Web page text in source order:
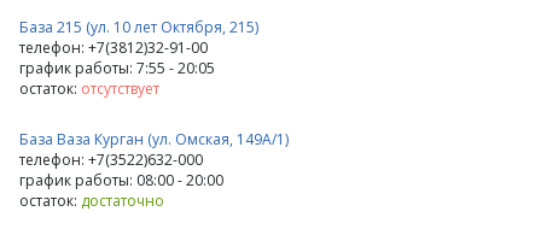
База 215 (ул. 10 лет Октября, 215)
телефон: +7(3812)32-91-00
график работы: 7:55 - 20:05
остаток: отсутствует
База Ваза Курган (ул. Омская, 149А/1)
телефон: +7(3522)632-000
график работы: 08:00 - 20:00
остаток: достаточно